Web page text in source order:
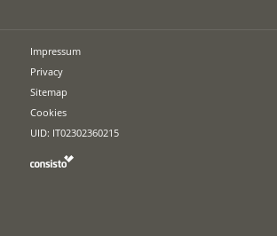
Impressum
Privacy
Sitemap
Cookies
UID: IT02302360215